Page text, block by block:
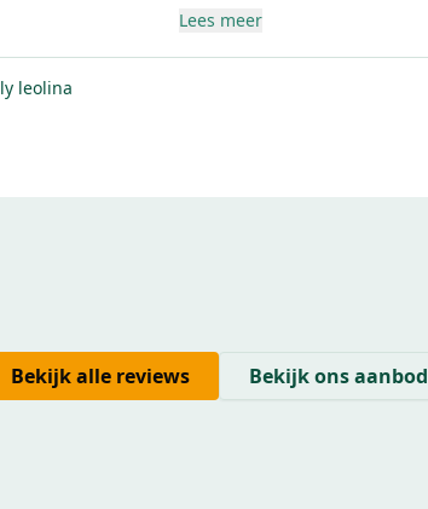
Lees meer
leolina
Bekijk alle reviews Bekijk ons aanbod